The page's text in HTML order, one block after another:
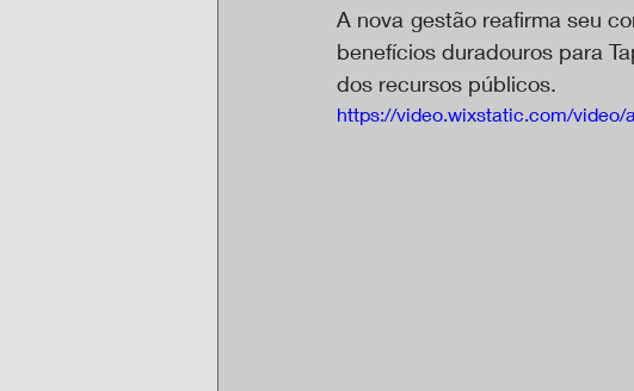
A nova gestão reafirma seu
benefícios duradouros para
dos recursos públicos.
https://video.wixstatic.com/